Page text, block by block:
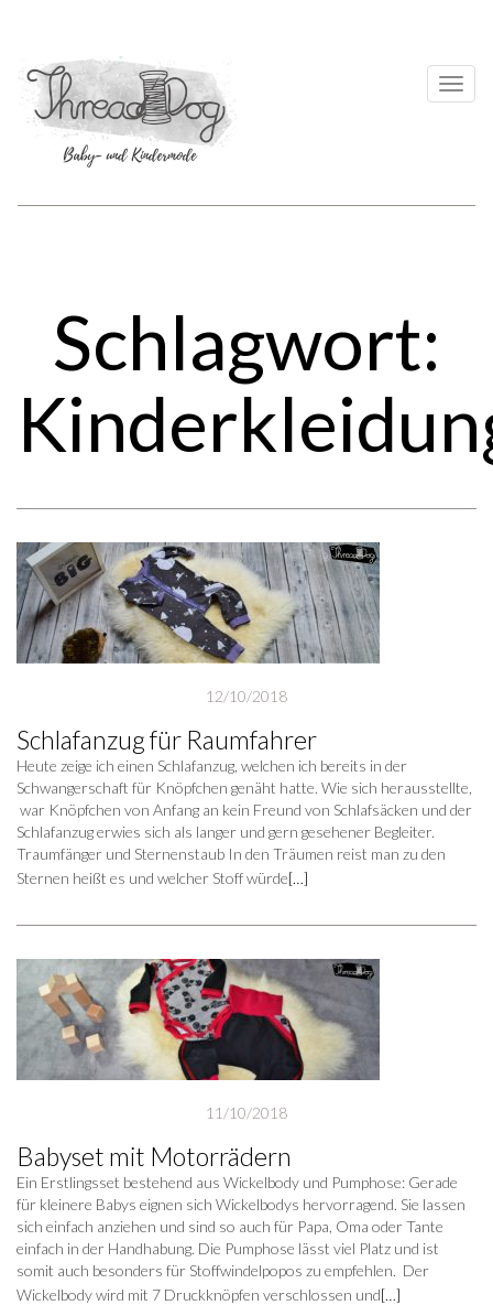
Schlagwort:
12/10/2018
Schlafanzug für Raumfahrer
Heute zeige ich einen Schlafanzug, welchen ich bereits in der
Schwangerschaft für Knöpfchen genäht hatte. Wie sich herausstellte,
war Knöpfchen von Anfang an kein Freund von Schlafsäcken und der
Schlafanzug erwies sich als langer und gern gesehener Begleiter.
Traumfänger und Sternenstaub In den Träumen reist man zu den
Sternen heißt es und welcher Stoff würde[…]
11/10/2018
Babyset mit Motorrädern
Ein Erstlingsset bestehend aus Wickelbody und Pumphose: Gerade
für kleinere Babys eignen sich Wickelbodys hervorragend. Sie lassen
sich einfach anziehen und sind so auch für Papa, Oma oder Tante
einfach in der Handhabung. Die Pumphose lässt viel Platz und ist
somit auch besonders für Stoffwindelpopos zu empfehlen. Der
Wickelbody wird mit 7 Druckknöpfen verschlossen und[…]